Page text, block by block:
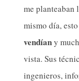
me planteaban
mismo día,
vendíany
vista. Sus
ingenieros,